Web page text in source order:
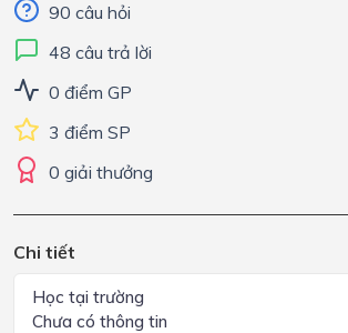
90 câu hỏi
48 câu trả lời
0 điểm GP
3 điểm SP
0 giải thưởng
Chi tiết
Học tại trường
Chưa có thông tin